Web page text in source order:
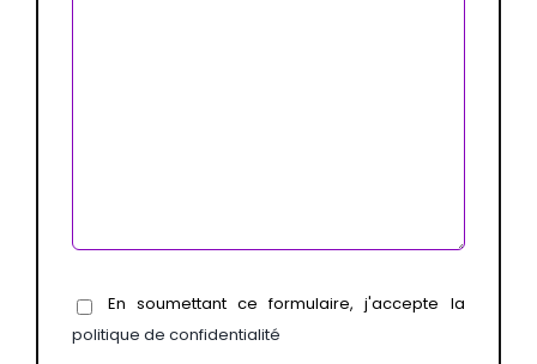
En soumettant ce formulaire, j'accepte la
politique de confidentialité